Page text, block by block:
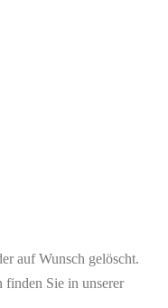
auf Wunsch gelöscht.
Sie in unserer